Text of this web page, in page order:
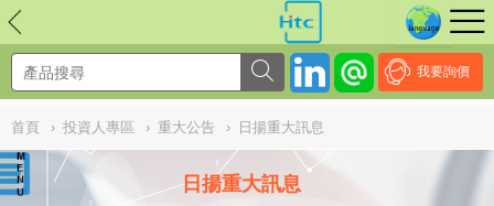
我要詢價
首頁 › 投資人專區 › 重大公告 › 日揚重大訊息
日揚重大訊息
NULL